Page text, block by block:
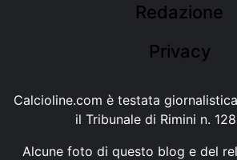
Redazione
Privacy
Calcioline.com è testata
il Tribunale di Rimini n.
Alcune foto di questo blog e del